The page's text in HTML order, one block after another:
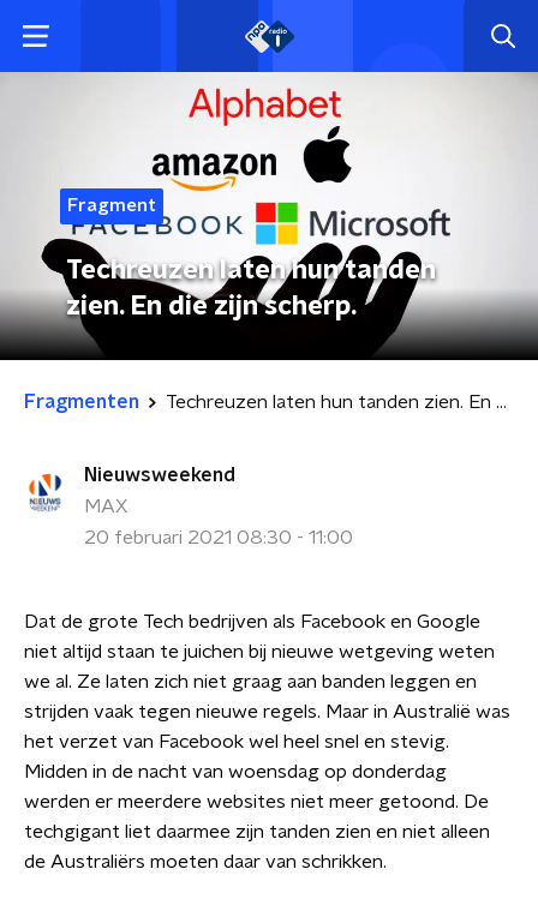
Fragment
Techreuzen laten hun tanden
zien. En die zijn scherp.
Fragmenten Techreuzen laten hun tanden zien. En die zijn scherp.
Nieuwsweekend
MAX
20 februari 2021 08:30 - 11:00
Dat de grote Tech bedrijven als Facebook en Google
niet altijd staan te juichen bij nieuwe wetgeving weten
we al. Ze laten zich niet graag aan banden leggen en
strijden vaak tegen nieuwe regels. Maar in Australië was
het verzet van Facebook wel heel snel en stevig.
Midden in de nacht van woensdag op donderdag
werden er meerdere websites niet meer getoond. De
techgigant liet daarmee zijn tanden zien en niet alleen
de Australiërs moeten daar van schrikken.